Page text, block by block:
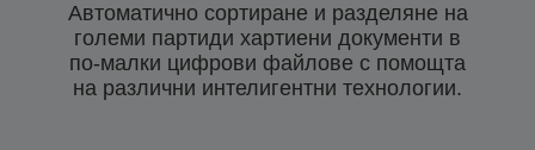
Автоматично сортиране и разделяне на
големи партиди хартиени документи в
по-малки цифрови файлове с помощта
на различни интелигентни технологии.